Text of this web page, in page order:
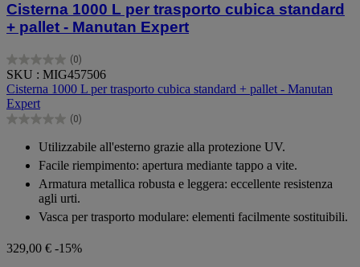
Cisterna 1000 L per trasporto cubica standard
+ pallet - Manutan Expert
(0)
0.0
su
5
stelle.
SKU : MIG457506
Cisterna 1000 L per trasporto cubica standard + pallet - Manutan
Expert
(0)
0.0
stelle.
Utilizzabile all'esterno grazie alla protezione UV.
Facile riempimento: apertura mediante tappo a vite.
Armatura metallica robusta e leggera: eccellente resistenza
agli urti.
Vasca per trasporto modulare: elementi facilmente sostituibili.
329,00 € -15%